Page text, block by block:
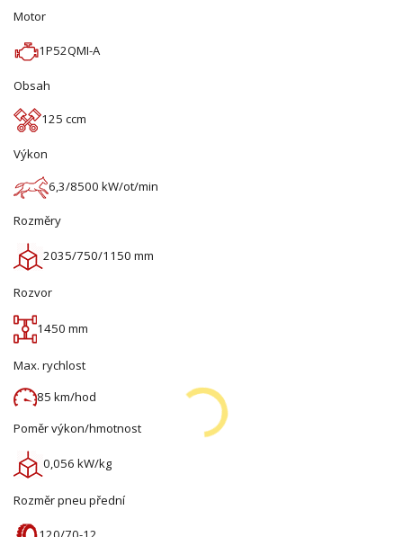
Motor
1P52QMI-A
Obsah
125 ccm
Výkon
6,3/8500 kW/ot/min
Rozměry
2035/750/1150 mm
Rozvor
1450 mm
Max. rychlost
85 km/hod
Poměr výkon/hmotnost
0,056 kW/kg
Rozměr pneu přední